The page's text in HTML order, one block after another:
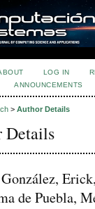
LOG IN
ANNOUNCEMENTS
> Author Details
Details
de Puebla,